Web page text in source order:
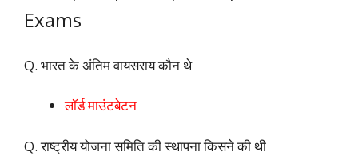
Exams
Q. भारत के अंतिम वायसराय कौन थे
लॉर्ड माउंटबेटन
Q. राष्ट्रीय योजना समिति की स्थापना किसने की थी